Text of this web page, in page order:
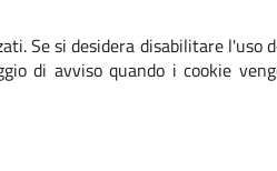
Se si desidera disabilitare l'uso
di avviso quando i cookie